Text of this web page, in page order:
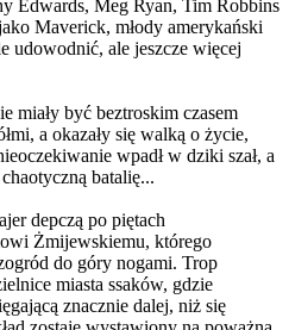
Edwards, Meg Ryan, Tim Robbins
Maverick, młody amerykański
udowodnić, ale jeszcze więcej
miały być beztroskim czasem
a okazały się walką o życie,
wpadł w dziki szał, a
batalię...
depczą po piętach
Żmijewskiemu, którego
do góry nogami. Trop
miasta ssaków, gdzie
znacznie dalej, niż się